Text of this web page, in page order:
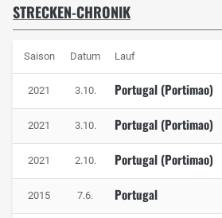
STRECKEN-CHRONIK
Saison Datum Lauf
2021 3.10. Portugal (Portimao)
2021 3.10. Portugal (Portimao)
2021 2.10. Portugal (Portimao)
2015 7.6. Portugal